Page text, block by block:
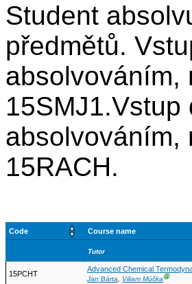
Student
předmětů.
absolvováním,
absolvováním,
15RACH.
Code Course name
Tutor
15PCHT
Advanced Chemical
Jan Bárta, Viliam MúčkaⒼ